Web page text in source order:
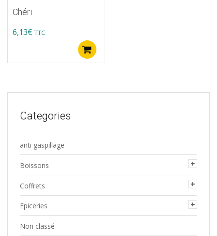
Chéri
6,13€ TTC
Categories
anti gaspillage
Boissons
Coffrets
Epiceries
Non classé